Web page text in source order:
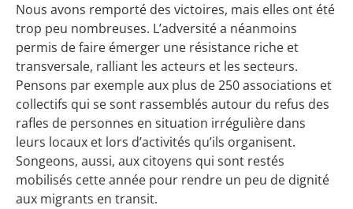
Nous avons remporté des victoires, mais elles ont été
trop peu nombreuses. L’adversité a néanmoins
permis de faire émerger une résistance riche et
transversale, ralliant les acteurs et les secteurs.
Pensons par exemple aux plus de 250 associations et
collectifs qui se sont rassemblés autour du refus des
rafles de personnes en situation irrégulière dans
leurs locaux et lors d’activités qu’ils organisent.
Songeons, aussi, aux citoyens qui sont restés
mobilisés cette année pour rendre un peu de dignité
aux migrants en transit.